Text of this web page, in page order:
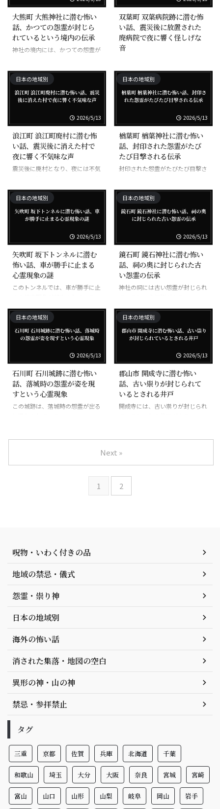
大熊町 大熊神社に潜む怖い
話、かつての怨霊が封じら
れているという境内の伝承
神社の境内には、かつての怨霊が
双葉町 双葉病院跡に潜む怖
い話、震災後に放置された
廃病院で夜に響く怪しげな
音
怪しげな音が聞こえる。
日本の地域別
2026/5/13
浪江町 浪江町廃村に潜む怖
い話、震災後に消えた村で
夜に響く不気味な声
震災後に廃村となり、夜には不気
日本の地域別
2026/5/13
楢葉町 楢葉神社に潜む怖い
話、封印された怨霊がたび
たび目撃される伝承
封印された怨霊がたびたび目撃さ
日本の地域別
2026/5/13
矢吹町 坂下トンネルに潜む
怖い話、車が勝手に止まる
心霊現象の謎
このトンネルでは、車が勝手に止
日本の地域別
2026/5/13
鏡石町 鏡石神社に潜む怖い
話、祠の奥に封じられた古
い怨霊の伝承
神社の祠には古い怨霊が封じられ
日本の地域別
2026/5/13
石川町 石川城跡に潜む怖い
話、落城時の怨霊が姿を現
すという心霊現象
この城跡は、落城時の怨霊が出る
日本の地域別
2026/5/13
郡山市 開成寺に潜む怖い
話、古い祟りが封じられて
いるとされる井戸
開成寺には、古い祟りが封じられ
1 2
Next »
呪物・いわく付きの品
地域の禁忌・儀式
怨霊・祟り神
日本の地域別
海外の怖い話
消された集落・地図の空白
異形の神・山の神
禁忌・参拝禁止
タグ
三重 京都 佐賀 兵庫 北海道 千葉
和歌山 埼玉 大分 大阪 奈良 宮城 宮崎
富山 山口 山形 山梨 岐阜 岡山 岩手